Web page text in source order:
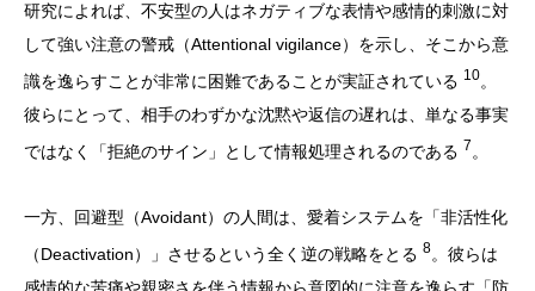
研究によれば、不安型の人はネガティブな表情や感情的刺激に対
して強い注意の警戒（Attentional vigilance）を示し、そこから意
識を逸らすことが非常に困難であることが実証されている 10。
彼らにとって、相手のわずかな沈黙や返信の遅れは、単なる事実
ではなく「拒絶のサイン」として情報処理されるのである 7 。
一方、回避型（Avoidant）の人間は、愛着システムを「非活性化
（Deactivation）」させるという全く逆の戦略をとる 8。彼らは